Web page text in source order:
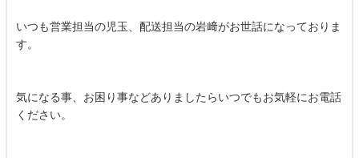
いつも営業担当の児玉、配送担当の岩﨑がお世話になっておりま
す。
気になる事、お困り事などありましたらいつでもお気軽にお電話
ください。